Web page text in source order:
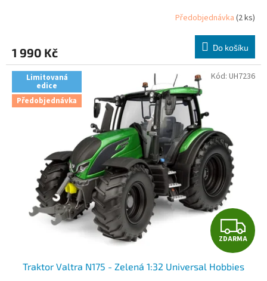
Předobjednávka (2 ks)
1 990 Kč Do košíku
Limitovaná
edice
Předobjednávka
Z
D
ZDARMA
Traktor Valtra N175 - Zelená 1:32 Universal Hobbies
Kód: UH7236